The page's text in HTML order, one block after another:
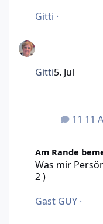
Gitti ·
11
Gitti5. Jul
Am Rande
Was mir
2 )
Gast GUY ·